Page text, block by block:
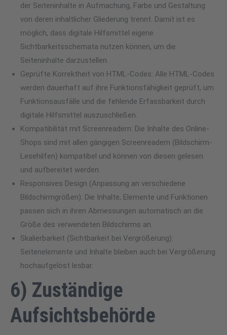
der Seiteninhalte in Aufmachung, Farbe und Gestaltung
von deren inhaltlicher Gliederung trennt. Damit ist es
möglich, dass digitale Hilfsmittel eigene
Sichtbarkeitsschemata nutzen können, um die
Seiteninhalte darzustellen.
Geprüfte Korrektheit von HTML-Codes: Alle HTML-Codes
werden dauerhaft auf ihre Funktionsfähigkeit geprüft, um
Funktionsausfälle und die fehlende Erfassbarkeit durch
digitale Hilfsmittel auszuschließen.
Kompatibilität mit Screenreadern: Die Inhalte des Online-
Shops sind mit allen gängigen Screenreadern (Bildschirm-
Lesehilfen) kompatibel und können von diesen gelesen
und aufbereitet werden.
Responsives Design (Anpassung an verschiedene
Bildschirmgrößen): Die Inhalte, Elemente und Funktionen
passen sich in ihren Abmessungen automatisch an die
Größe des verwendeten Bildschirms an.
Skalierbarkeit (Sichtbarkeit bei Vergrößerung):
Seitenelemente und Inhalte bleiben auch bei Vergrößerung
hochaufgelöst lesbar.
6) Zuständige
Aufsichtsbehörde